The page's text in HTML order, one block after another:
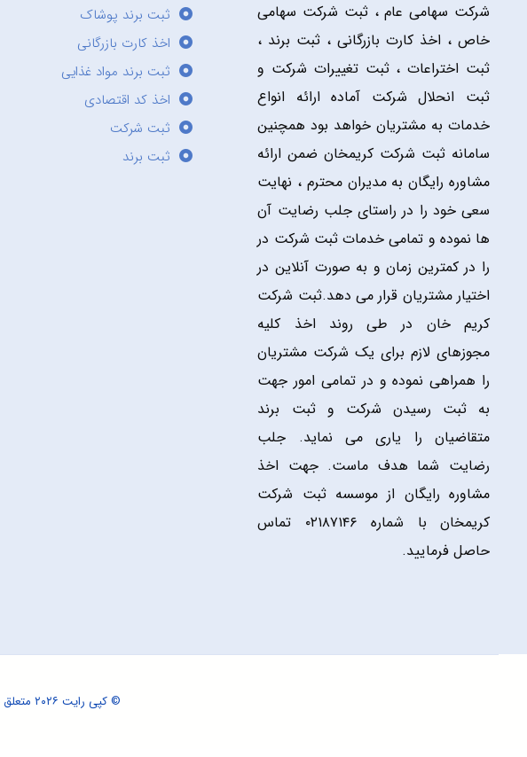
شرکت سهامی عام ، ثبت شرکت سهامی
خاص ، اخذ کارت بازرگانی ، ثبت برند ،
ثبت اختراعات ، ثبت تغییرات شرکت و
ثبت انحلال شرکت آماده ارائه انواع
خدمات به مشتریان خواهد بود همچنین
سامانه ثبت شرکت کریمخان ضمن ارائه
مشاوره رایگان به مدیران محترم ، نهایت
سعی خود را در راستای جلب رضایت آن
ها نموده و تمامی خدمات ثبت شرکت در
را در کمترین زمان و به صورت آنلاین در
اختیار مشتریان قرار می دهد.ثبت شرکت
کریم خان در طی روند اخذ کلیه
مجوزهای لازم برای یک شرکت مشتریان
را همراهی نموده و در تمامی امور جهت
به ثبت رسیدن شرکت و ثبت برند
متقاضیان را یاری می نماید. جلب
رضایت شما هدف ماست. جهت اخذ
مشاوره رایگان از موسسه ثبت شرکت
کریمخان با شماره ۰۲۱۸۷۱۴۶ تماس
حاصل فرمایید.
ثبت برند پوشاک
اخذ کارت بازرگانی
ثبت برند مواد غذایی
اخذ کد اقتصادی
ثبت شرکت
ثبت برند
© کپی رایت ۲۰۲۶ متعلق به ثبت کریم خان می باشد.